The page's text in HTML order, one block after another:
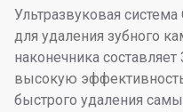
Ультразвуковая
для удаления зубного
наконечника
высокую
быстрого удаления